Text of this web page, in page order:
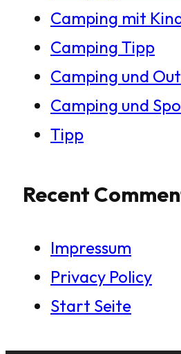
Camping mit
Camping Tipp
Camping und
Camping und
Tipp
Recent
Impressum
Privacy Policy
Start Seite